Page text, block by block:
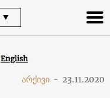
English
არქივი - 23.11.2020